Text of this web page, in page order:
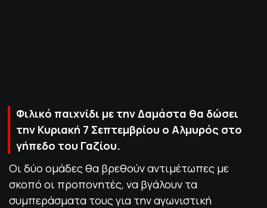
Φιλικό παιχνίδι με την Δαμάστα θα δώσει
την Κυριακή 7 Σεπτεμβρίου ο Αλμυρός στο
γήπεδο του Γαζίου.
Οι δύο ομάδες θα βρεθούν αντιμέτωπες με
σκοπό οι προπονητές, να βγάλουν τα
συμπεράσματα τους για την αγωνιστική